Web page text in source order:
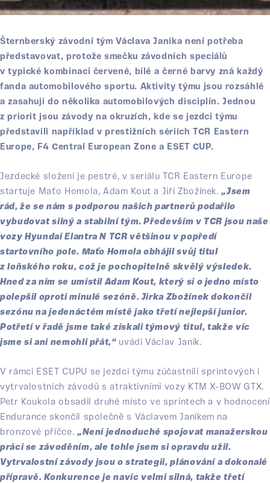
Šternberský závodní tým Václava Janíka není potřeba
představovat, protože smečku závodních speciálů
v typické kombinaci červené, bílé a černé barvy zná každý
fanda automobilového sportu. Aktivity týmu jsou rozsáhlé
a zasahují do několika automobilových disciplín. Jednou
z priorit jsou závody na okruzích, kde se jezdci týmu
představili například v prestižních sériích TCR Eastern
Europe, F4 Central European Zone a ESET CUP.
Jezdecké složení je pestré, v seriálu TCR Eastern Europe
startuje Maťo Homola, Adam Kout a Jiří Zbožínek.„Jsem
rád, že se nám s podporou našich partnerů podařilo
vybudovat silný a stabilní tým. Především v TCR jsou naše
vozy Hyundai Elantra N TCR většinou v popředí
startovního pole. Maťo Homola obhájil svůj titul
z loňského roku, což je pochopitelně skvělý výsledek.
Hned za ním se umístil Adam Kout, který si o jedno místo
polepšil oproti minulé sezóně. Jirka Zbožínek dokončil
sezónu na jedenáctém místě jako třetí nejlepší junior.
Potřetí v řadě jsme také získali týmový titul, takže víc
jsme si ani nemohli přát,“ uvádí Václav Janík.
V rámci ESET CUPU se jezdci týmu zúčastnili sprintových i
vytrvalostních závodů s atraktivními vozy KTM X-BOW GTX.
Petr Koukola obsadil druhé místo ve sprintech a v hodnocení
Endurance skončil společně s Václavem Janíkem na
bronzové příčce. „Není jednoduché spojovat manažerskou
práci se závoděním, ale tohle jsem si opravdu užil.
Vytrvalostní závody jsou o strategii, plánování a dokonalé
přípravě. Konkurence je navíc velmi silná, takže třetí